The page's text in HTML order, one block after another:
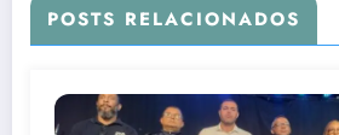
POSTS RELACIONADOS